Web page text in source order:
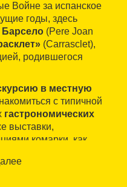
Войне за испанское
годы, здесь
(Pere Joan
(Carrasclet),
родившегося
в местную
с типичной
гастрономических
выставки,
комарки, как
и игра в каталонские